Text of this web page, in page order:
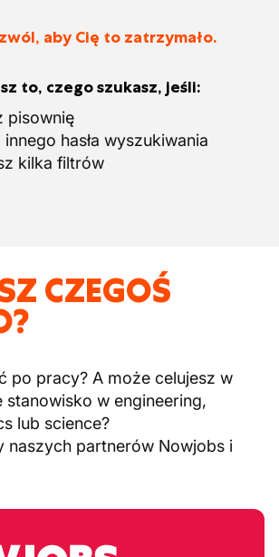
aby Cię to zatrzymało.
to, czego szukasz, jeśli:
pisownię
hasła wyszukiwania
kilka filtrów
CZEGOŚ
po pracy? A może celujesz w
stanowisko w engineering,
lub science?
naszych partnerów Nowjobs i